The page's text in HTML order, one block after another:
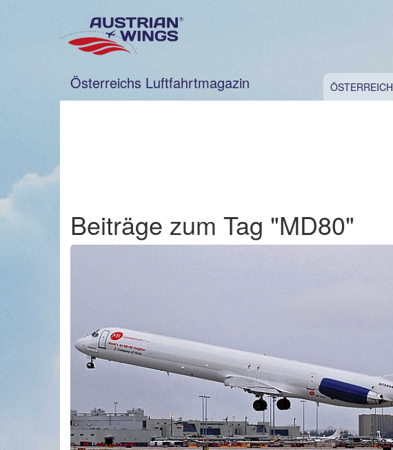
Österreichs Luftfahrtmagazin ÖSTERREICH
Beiträge zum Tag "MD80"